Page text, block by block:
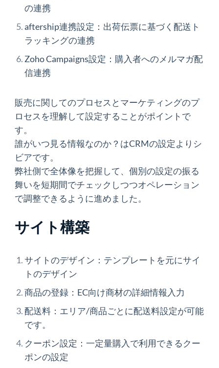
の連携
aftership連携設定：出荷伝票に基づく配送ト
ラッキングの連携
Zoho Campaigns設定：購入者へのメルマガ配
信連携
販売に関してのプロセスとマーケティングのプ
ロセスを理解して設定することがポイントで
す。
誰がいつ見る情報なのか？はCRMの設定よりシ
ビアです。
弊社側で全体像を把握して、個別の設定の振る
舞いを短期間でチェックしつつオペレーション
で調整できるように進めました。
サイト構築
サイトのデザイン：テンプレートを元にサイ
トのデザイン
商品の登録：EC向け商材の詳細情報入力
配送料：エリア/商品ごとに配送料設定が可能
です。
クーポン設定：一定量購入で利用できるクー
ポンの設定